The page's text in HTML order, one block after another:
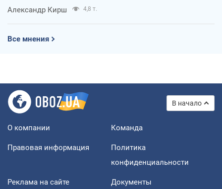
Александр Кирш 4,8 т.
Все мнения
В начало
О компании Команда
Правовая информация
Политика
конфиденциальности
Реклама на сайте Документы